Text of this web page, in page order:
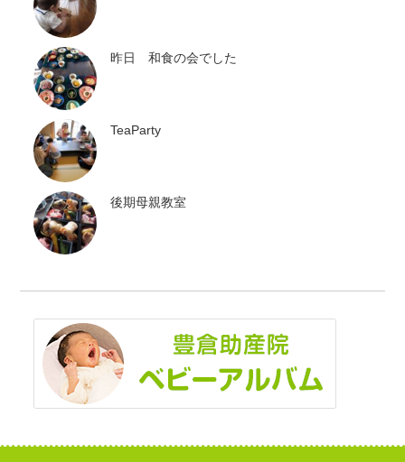
昨日 和食の会でした
TeaParty
後期母親教室